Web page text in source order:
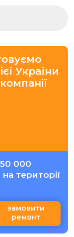
України
000
на території
замовити
ремонт